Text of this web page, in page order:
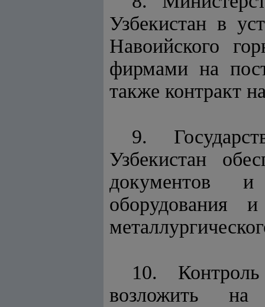
Узбекистан в
Навоийского
фирмами на
также контракт
9.
Узбекистан
документов и
оборудования
10.
возложить на